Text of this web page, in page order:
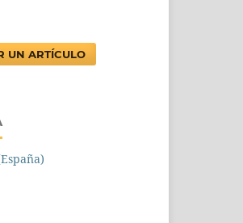
UN ARTÍCULO